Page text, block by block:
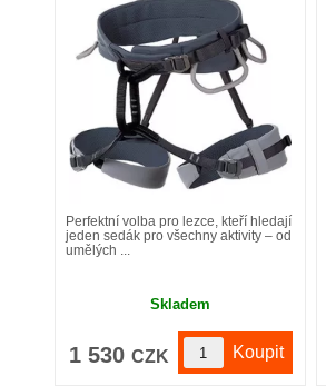
Perfektní volba pro lezce, kteří hledají
jeden sedák pro všechny aktivity – od
umělých ...
Skladem
1 530 CZK